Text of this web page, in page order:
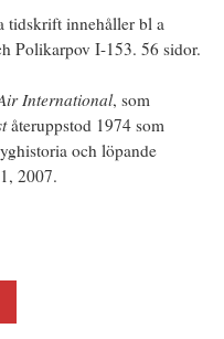
tidskrift innehåller bl a
Polikarpov I-153. 56 sidor.
International, som
återuppstod 1974 som
och löpande
2007.